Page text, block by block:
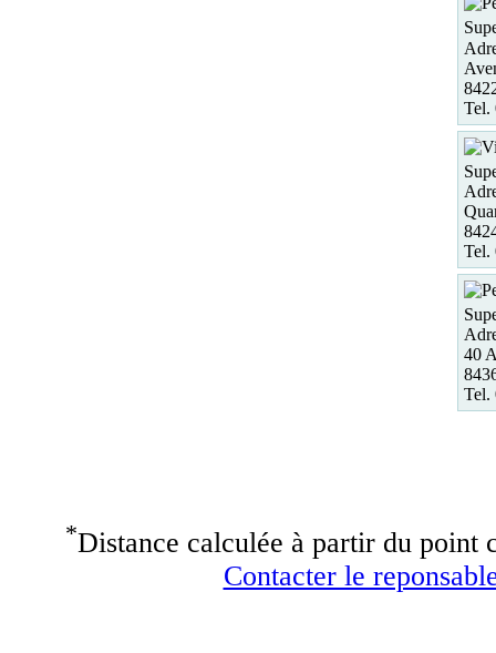
Tel.
Tel.
40
Tel.
*Distance calculée à partir du point
Contacter le